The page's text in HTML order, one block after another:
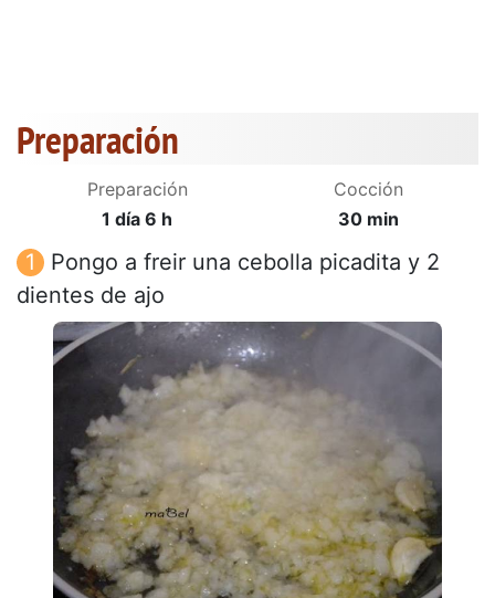
Preparación
Preparación
1 día 6 h
Cocción
30 min
Pongo a freir una cebolla picadita y 2
dientes de ajo